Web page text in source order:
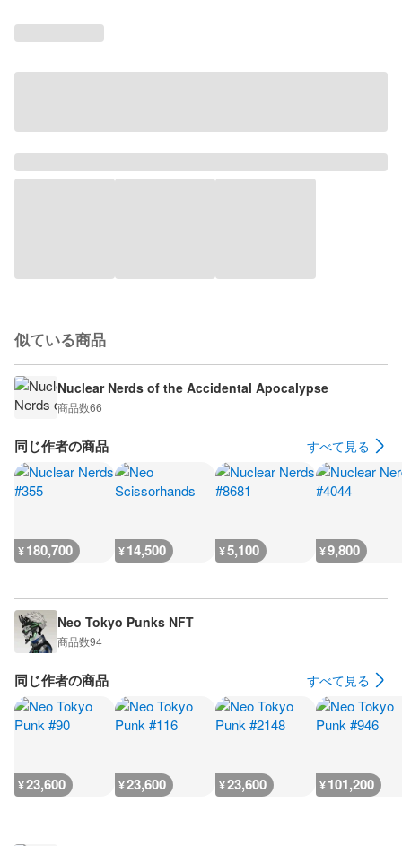
似ている商品
Nuclear Nerds of the Accidental Apocalypse
商品数66
同じ作者の商品 すべて見る
¥180,700 ¥14,500 ¥5,100 ¥9,800
Neo Tokyo Punks NFT
商品数94
同じ作者の商品 すべて見る
¥23,600 ¥23,600 ¥23,600 ¥101,200